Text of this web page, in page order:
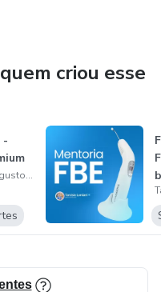
criou esse
-
Tarcisio Vitor Augusto Lordani